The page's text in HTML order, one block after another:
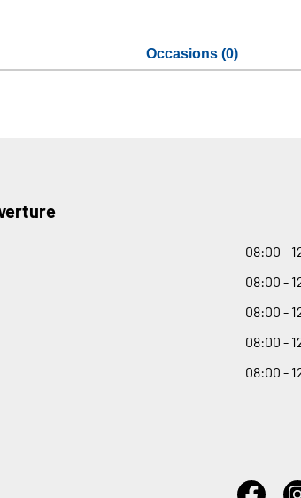
Occasions (0)
08:00 -
08:00 -
08:00 -
08:00 -
08:00 -